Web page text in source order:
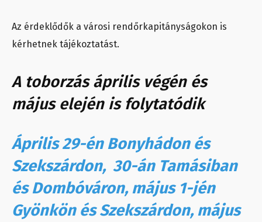
Az érdeklődők a városi rendőrkapitányságokon is
kérhetnek tájékoztatást.
A toborzás április végén és
május elején is folytatódik
Április 29-én Bonyhádon és
Szekszárdon, 30-án Tamásiban
és Dombóváron, május 1-jén
Gyönkön és Szekszárdon, május